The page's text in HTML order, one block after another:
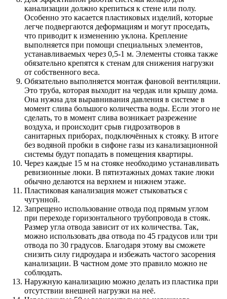
канализации должно крепиться к стене или полу.
Особенно это касается пластиковых изделий, которые
легче подвергаются деформациям и могут проседать,
что приводит к изменению уклона. Крепление
выполняется при помощи специальных элементов,
устанавливаемых через 0,5-1 м. Элементы стояка также
обязательно крепятся к стенам для снижения нагрузки
от собственного веса.
Обязательно выполняется монтаж фановой вентиляции.
Это труба, которая выходит на чердак или крышу дома.
Она нужна для выравнивания давления в системе в
момент слива большого количества воды. Если этого не
сделать, то в момент слива возникает разрежение
воздуха, и происходит срыв гидрозатворов в
санитарных приборах, подключённых к стояку. В итоге
без водяной пробки в сифоне газы из канализационной
системы будут попадать в помещения квартиры.
Через каждые 15 м на стояке необходимо устанавливать
ревизионные люки. В пятиэтажных домах такие люки
обычно делаются на верхнем и нижнем этаже.
Пластиковая канализация может стыковаться с
чугунной.
Запрещено использование отвода под прямым углом
при переходе горизонтального трубопровода в стояк.
Размер угла отвода зависит от их количества. Так,
можно использовать два отвода по 45 градусов или три
отвода по 30 градусов. Благодаря этому вы сможете
снизить силу гидроудара и избежать частого засорения
канализации. В частном доме это правило можно не
соблюдать.
Наружную канализацию можно делать из пластика при
отсутствии внешней нагрузки на неё.